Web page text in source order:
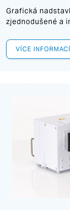
Grafická
zjednodušené a
VÍCE